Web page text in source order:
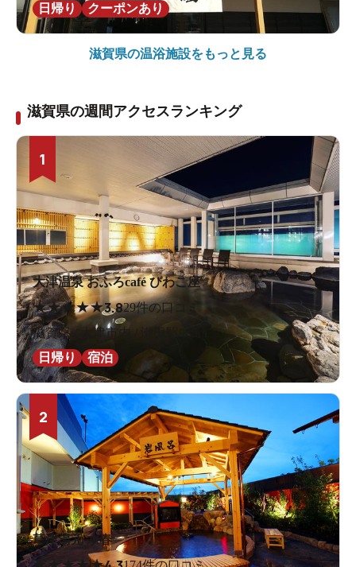
日帰り
クーポンあり
滋賀県の温浴施設をもっと見る
滋賀県の週間アクセスランキング
1
大津温泉 おふろcafé びわこ座
★★★★★3.829件の口コミ
滋賀県 / 大津市内 / 瀬田駅965m
日帰り
宿泊
2
草津湯元 水春